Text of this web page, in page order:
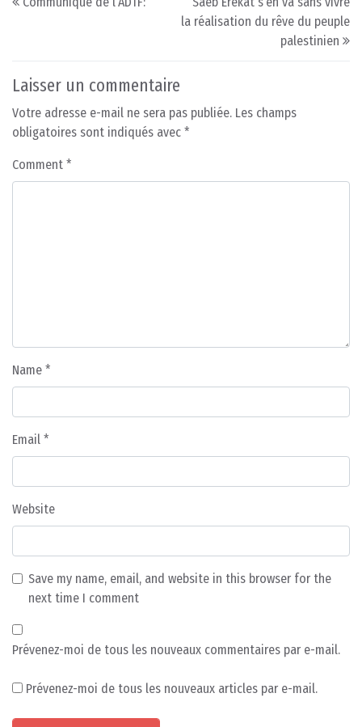
la réalisation du rêve du peuple
palestinien
Laisser un commentaire
Votre adresse e-mail ne sera pas publiée. Les champs
obligatoires sont indiqués avec *
Comment *
Name *
Email *
Website
Save my name, email, and website in this browser for the
next time I comment
Prévenez-moi de tous les nouveaux commentaires par e-mail.
Prévenez-moi de tous les nouveaux articles par e-mail.